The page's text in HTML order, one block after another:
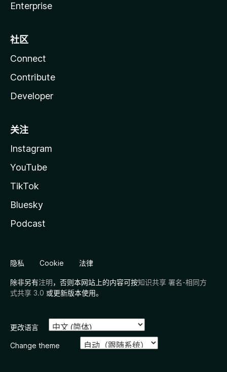
Enterprise
社区
Connect
Contribute
Developer
关注
Instagram
YouTube
TikTok
Bluesky
Podcast
隐私 Cookie 法律
除非另有注明，否则本网站上的内容可按知识共享 署名-相同方
式共享 3.0 或更新版本使用。
更改语言
Change theme